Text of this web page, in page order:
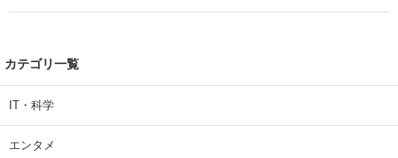
カテゴリ一覧
IT・科学
エンタメ